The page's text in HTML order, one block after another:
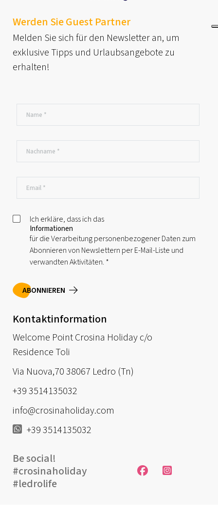
Werden Sie Guest Partner
Melden Sie sich für den Newsletter an, um
exklusive Tipps und Urlaubsangebote zu
erhalten!
Ich erkläre, dass ich das
Informationen
für die Verarbeitung personenbezogener Daten zum
Abonnieren von Newslettern per E-Mail-Liste und
verwandten Aktivitäten. *
ABONNIEREN
Kontaktinformation
Welcome Point Crosina Holiday c/o
Residence Toli
Via Nuova,70 38067 Ledro (Tn)
+39 3514135032
info@crosinaholiday.com
+39 3514135032
Be social!
#crosinaholiday
#ledrolife